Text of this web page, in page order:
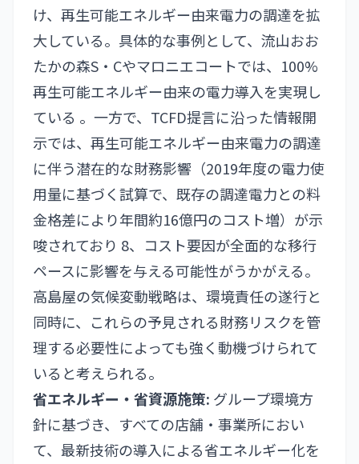
け、再生可能エネルギー由来電力の調達を拡
大している。具体的な事例として、流山おお
たかの森S・Cやマロニエコートでは、100%
再生可能エネルギー由来の電力導入を実現し
ている 。一方で、TCFD提言に沿った情報開
示では、再生可能エネルギー由来電力の調達
に伴う潜在的な財務影響（2019年度の電力使
用量に基づく試算で、既存の調達電力との料
金格差により年間約16億円のコスト増）が示
唆されており 8、コスト要因が全面的な移行
ペースに影響を与える可能性がうかがえる。
高島屋の気候変動戦略は、環境責任の遂行と
同時に、これらの予見される財務リスクを管
理する必要性によっても強く動機づけられて
いると考えられる。
省エネルギー・省資源施策: グループ環境方
針に基づき、すべての店舗・事業所におい
て、最新技術の導入による省エネルギー化を